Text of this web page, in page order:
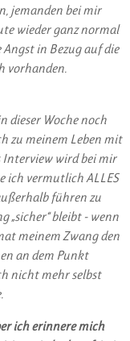
jemanden bei mir
wieder ganz normal
in Bezug auf die
vorhanden.
dieser Woche noch
zu meinem Leben mit
wird bei mir
ich vermutlich ALLES
führen zu
„sicher“ bleibt - wenn
meinem Zwang den
an dem Punkt
nicht mehr selbst
ich erinnere mich